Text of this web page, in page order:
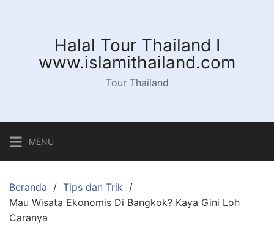
Halal Tour Thailand I
www.islamithailand.com
Tour Thailand
MENU
Beranda
Tips dan Trik
Mau Wisata Ekonomis Di Bangkok? Kaya Gini Loh
Caranya